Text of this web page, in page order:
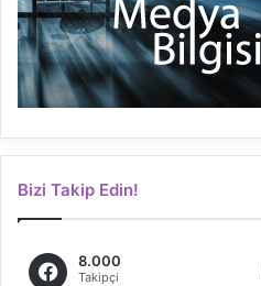
Bizi Takip Edin!
8.000
Takipçi